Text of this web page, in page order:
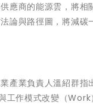
應商的能源雲，將
論與路徑圖，將減
產業負責人溫紹群
模式改變（Work